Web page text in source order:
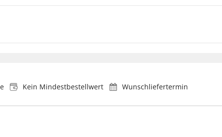
Kein Mindestbestellwert Wunschliefertermin